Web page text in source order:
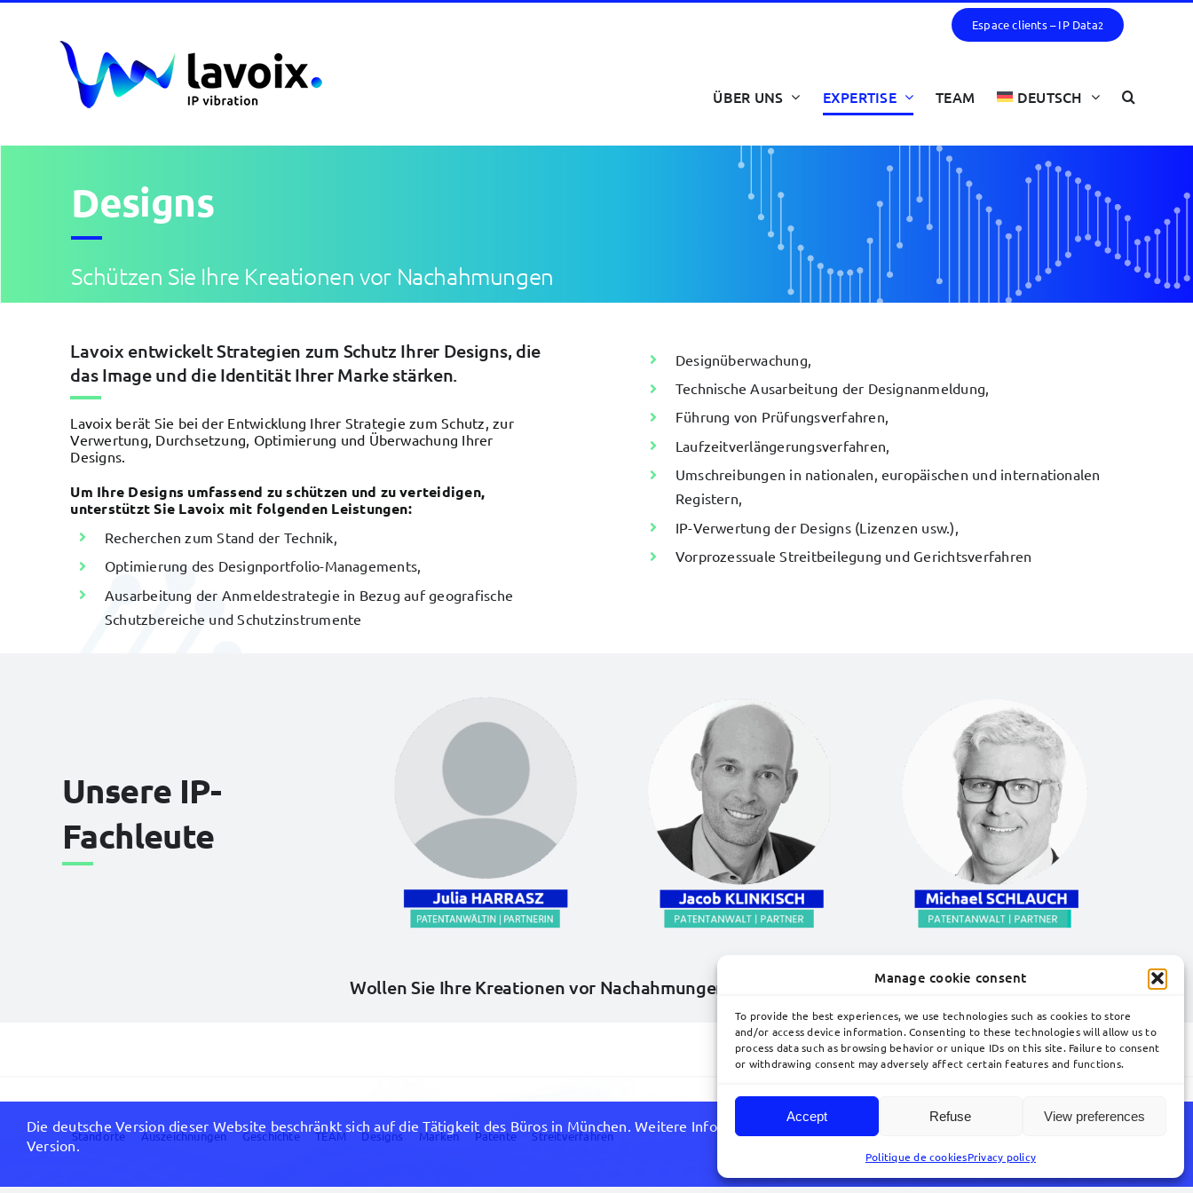
Manage cookie consent
To provide the best experiences, we use technologies such as cookies to store
and/or access device information. Consenting to these technologies will allow us to
process data such as browsing behavior or unique IDs on this site. Failure to consent
or withdrawing consent may adversely affect certain features and functions.
Accept Refuse View preferences
Politique de cookiesPrivacy policy
Espace clients – IP Data2
ÜBER UNS EXPERTISE TEAM DEUTSCH
Designs
Schützen Sie Ihre Kreationen vor Nachahmungen
Lavoix entwickelt Strategien zum Schutz Ihrer Designs, die
das Image und die Identität Ihrer Marke stärken.
Lavoix berät Sie bei der Entwicklung Ihrer Strategie zum Schutz, zur
Verwertung, Durchsetzung, Optimierung und Überwachung Ihrer
Designs.
Um Ihre Designs umfassend zu schützen und zu verteidigen,
unterstützt Sie Lavoix mit folgenden Leistungen:
Recherchen zum Stand der Technik,
Optimierung des Designportfolio-Managements,
Ausarbeitung der Anmeldestrategie in Bezug auf geografische
Schutzbereiche und Schutzinstrumente
Designüberwachung,
Technische Ausarbeitung der Designanmeldung,
Führung von Prüfungsverfahren,
Laufzeitverlängerungsverfahren,
Umschreibungen in nationalen, europäischen und internationalen
Registern,
IP-Verwertung der Designs (Lizenzen usw.),
Vorprozessuale Streitbeilegung und Gerichtsverfahren
Unsere IP-
Fachleute
Wollen Sie Ihre Kreationen vor Nachahmungen schützen? Kontaktieren Sie unsere Experten!
Standorte Auszeichnungen Geschichte TEAM Designs Marken Patente Streitverfahren
Die deutsche Version dieser Website beschränkt sich auf die Tätigkeit des Büros in München. Weitere Informationen zur Tätigkeit der Kanzlei finden Sie in der englischen
Version.